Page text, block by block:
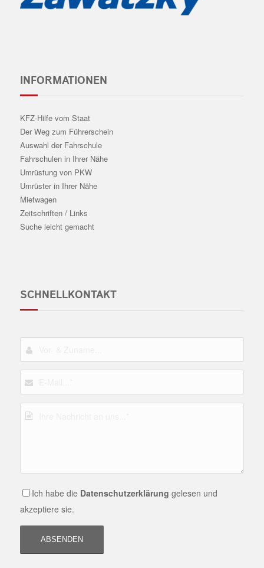
INFORMATIONEN
KFZ-Hilfe vom Staat
Der Weg zum Führerschein
Auswahl der Fahrschule
Fahrschulen in Ihrer Nähe
Umrüstung von PKW
Umrüster in Ihrer Nähe
Mietwagen
Zeitschriften / Links
Suche leicht gemacht
SCHNELLKONTAKT
Ich habe die Datenschutzerklärung gelesen und
akzeptiere sie.